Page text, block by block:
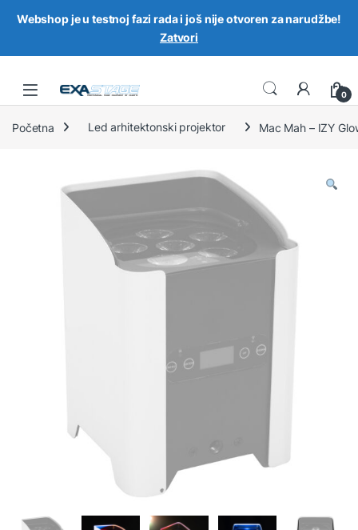
Skip to navigation
Skip to content
0
Početna Led arhitektonski projektor Mac Mah – IZY
Webshop je u testnoj fazi rada i još nije otvoren za narudžbe!
Zatvori